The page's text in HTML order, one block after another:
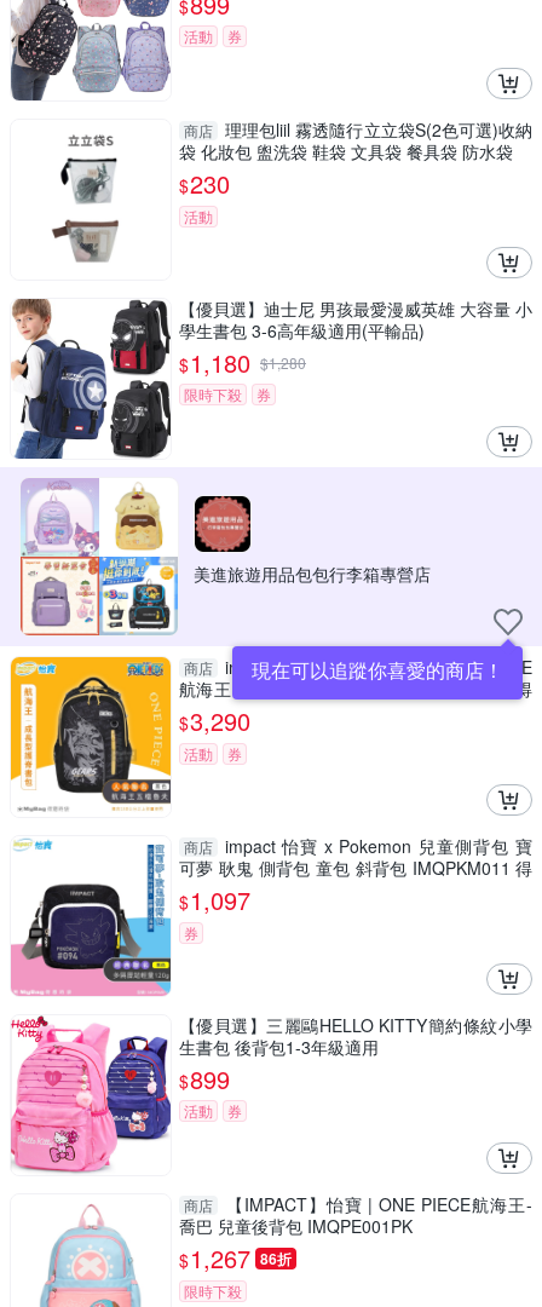
$
活動 券
商店 理理包liil 霧透隨行立立袋S(2色可選)收納
袋 化妝包 盥洗袋 鞋袋 文具袋 餐具袋 防水袋
$230
活動
【優貝選】迪士尼 男孩最愛漫威英雄 大容量 小
學生書包 3-6高年級適用(平輸品)
$1,180 $1,280
限時下殺
券
美進旅遊用品包包行李箱專營店
現在可以追蹤你喜愛的商店！
商店 impact 怡寶 兒童護脊書包 ONE PIECE
航海王 五檔魯夫 成長型護脊書包 IMPE302 得
意時袋
$3,290
活動 券
商店 impact 怡寶 x Pokemon 兒童側背包 寶
可夢 耿鬼 側背包 童包 斜背包 IMQPKM011 得
意時袋
$1,097
券
【優貝選】三麗鷗HELLO KITTY簡約條紋小學
生書包 後背包1-3年級適用
$899
活動 券
商店
【IMPACT】怡寶 | ONE PIECE航海王-
喬巴 兒童後背包 IMQPE001PK
$1,267 86折
限時下殺